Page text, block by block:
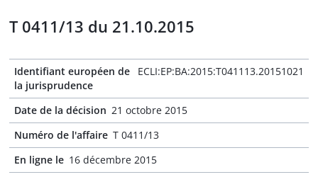
T 0411/13 du 21.10.2015
Identifiant européen de
la jurisprudence
ECLI:EP:BA:2015:T041113.20151021
Date de la décision 21 octobre 2015
Numéro de l'affaire T 0411/13
En ligne le 16 décembre 2015